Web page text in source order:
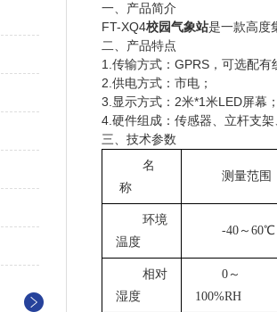
一、产品简介
FT-XQ4校园气象站是一款高度
二、产品特点
1.传输方式：GPRS，可选配有
2.供电方式：市电；
3.显示方式：2米*1米LED屏幕
4.硬件组成：传感器、立杆支
三、技术参数
名
称
测量范围
环境
温度
-40～60℃
相对
湿度
0～
100%RH